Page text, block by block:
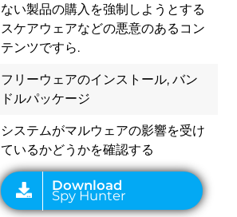
ない製品の購入を強制しようとする
スケアウェアなどの悪意のあるコン
テンツですら.
フリーウェアのインストール, バン
ドルパッケージ
システムがマルウェアの影響を受け
ているかどうかを確認する
Download
Spy Hunter